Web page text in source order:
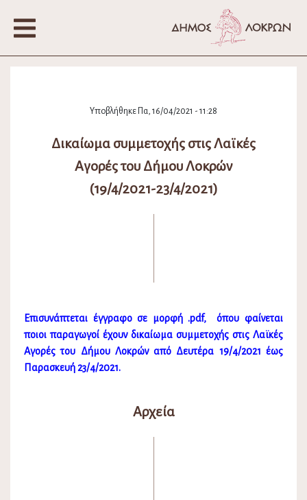
Υποβλήθηκε Πα, 16/04/2021 - 11:28
Δικαίωμα συμμετοχής στις Λαϊκές
Αγορές του Δήμου Λοκρών
(19/4/2021-23/4/2021)
Επισυνάπτεται έγγραφο σε μορφή .pdf, όπου φαίνεται
ποιοι παραγωγοί έχουν δικαίωμα συμμετοχής στις Λαϊκές
Αγορές του Δήμου Λοκρών από Δευτέρα 19/4/2021 έως
Παρασκευή 23/4/2021.
Αρχεία